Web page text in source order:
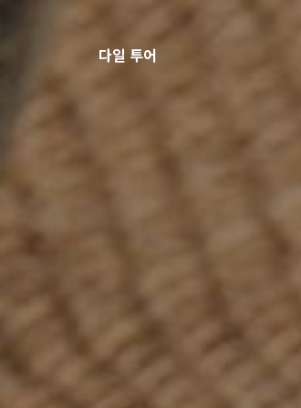
다일 투어